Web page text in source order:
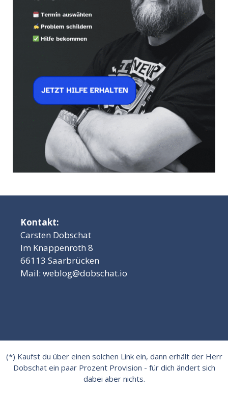
Kontakt:
Carsten Dobschat
Im Knappenroth 8
66113 Saarbrücken
Mail: weblog@dobschat.io
(*) Kaufst du über einen solchen Link ein, dann erhält der Herr
Dobschat ein paar Prozent Provision - für dich ändert sich
dabei aber nichts.